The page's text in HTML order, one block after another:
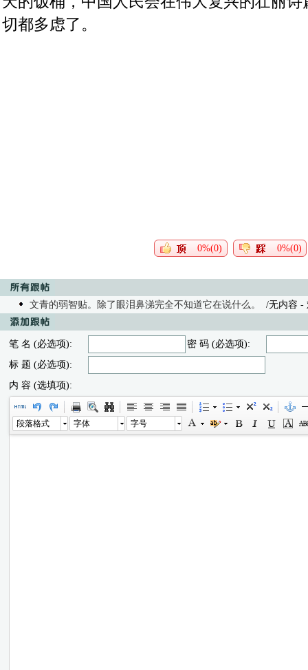
切都多虑了。
0%(0) 0%(0)
文青的弱智贴。除了眼泪鼻涕完全不知道它在说什么。 /无内容 -
笔 名 (必选项):
密 码 (必选项):
标 题 (必选项):
内 容 (选填项):
段落格式 字体 字号